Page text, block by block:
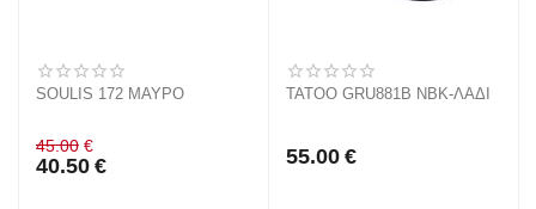
SOULIS 172 ΜΑΥΡΟ
45.00 €
40.50 €
TATOO GRU881B NBK-ΛΑΔΙ
55.00 €